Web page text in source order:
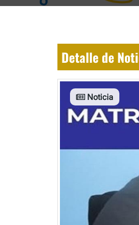
Detalle de
Noticia